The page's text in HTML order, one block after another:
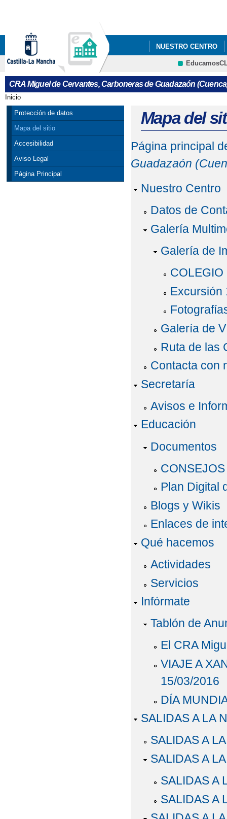
NUESTRO CENTRO
SALIDAS A LA
PROGRAMA DE
PROGRAMA DE
CRA Miguel de Cervantes, Carboneras de Guadazaón
Se encuentra usted aquí
Inicio
Protección de datos
Mapa del sitio
Accesibilidad
Aviso Legal
Página Principal
Mapa del
Página principal
Guadazaón
Nuestro Centro
Datos de
Galería
Galería de
COLEGIO
Excursión
Galería de
Ruta de las
Contacta con
Secretaría
Avisos e
Educación
Documentos
Plan Digital
Blogs y Wikis
Enlaces de
Qué hacemos
Actividades
Servicios
Infórmate
Tablón de
El CRA
VIAJE A
15/03/2016
DÍA
SALIDAS A LA
SALIDAS A
SALIDAS A
SALIDAS A
SALIDAS A